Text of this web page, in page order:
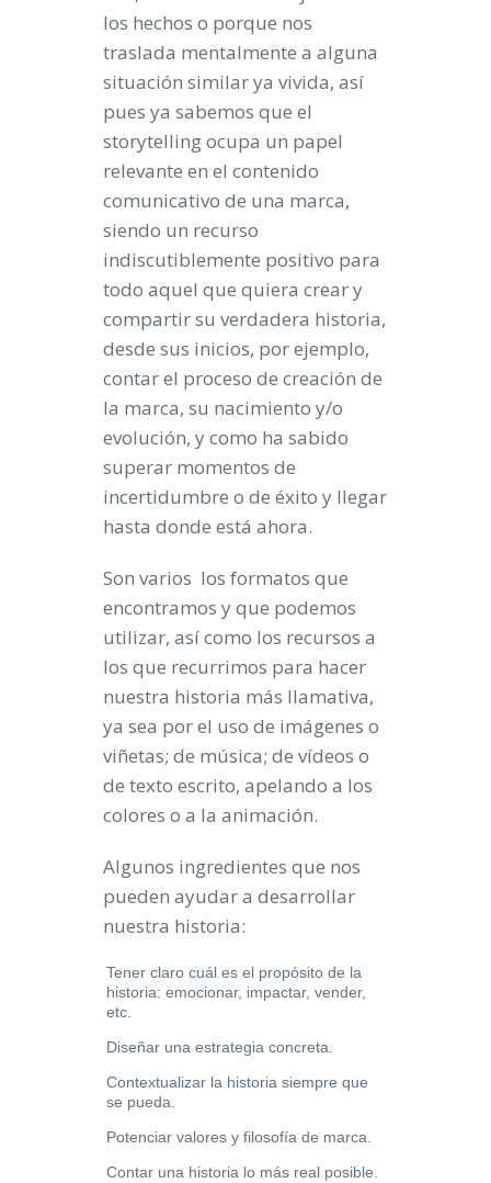
los hechos o porque nos
traslada mentalmente a alguna
situación similar ya vivida, así
pues ya sabemos que el
storytelling ocupa un papel
relevante en el contenido
comunicativo de una marca,
siendo un recurso
indiscutiblemente positivo para
todo aquel que quiera crear y
compartir su verdadera historia,
desde sus inicios, por ejemplo,
contar el proceso de creación de
la marca, su nacimiento y/o
evolución, y como ha sabido
superar momentos de
incertidumbre o de éxito y llegar
hasta donde está ahora.
Son varios los formatos que
encontramos y que podemos
utilizar, así como los recursos a
los que recurrimos para hacer
nuestra historia más llamativa,
ya sea por el uso de imágenes o
viñetas; de música; de vídeos o
de texto escrito, apelando a los
colores o a la animación.
Algunos ingredientes que nos
pueden ayudar a desarrollar
nuestra historia:
Tener claro cuál es el propósito de la
historia: emocionar, impactar, vender,
etc.
Diseñar una estrategia concreta.
Contextualizar la historia siempre que
se pueda.
Potenciar valores y filosofía de marca.
Contar una historia lo más real posible.